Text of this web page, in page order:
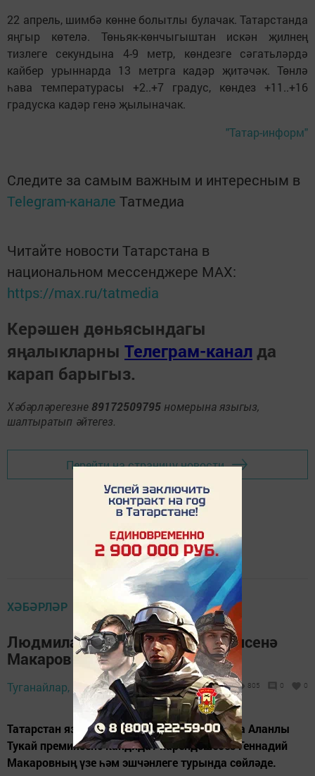
22 апрель, шимбә көнне болытлы булачак. Татарстанда
яңгыр көтелә. Төньяк-көнчыгыштан искән җилнең
тизлеге секундына 4-9 метр, көндезге сәгатьләрдә
кайбер урыннарда 13 метрга кадәр җитәчәк. Төнлә
һава температурасы +2..+7 градус, көндез +11..+16
градуска кадәр генә җылыначак.
"Татар-информ"
Следите за самым важным и интересным в
Telegram-канале Татмедиа
Читайте новости Татарстана в
национальном мессенджере MАХ:
https://max.ru/tatmedia
Керәшен дөньясындагы
яңалыкларны Телеграм-канал да
карап барыгыз.
Хәбәрләрегезне 89172509795 номерына языгыз,
шалтыратып әйтегез.
Перейти на страницу новости
ХӘБӘРЛӘР
Людмила Аланлы: Тукай премиясенә
Макаров лаеклы
Туганайлар, 20 апрель 2023 - 12:00 805 0 0
Татарстан язучылар союзы члены Людмила Аланлы
Тукай премиясенә кандидат карендәшебез Геннадий
Макаровның үзе һәм эшчәнлеге турында сөйләде.